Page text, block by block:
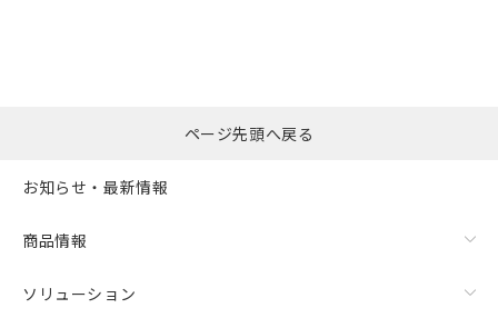
ページ先頭へ戻る
お知らせ・最新情報
商品情報
ソリューション